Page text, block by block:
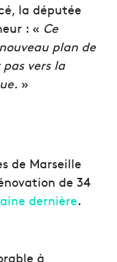
la députée
: « Ce
plan de
vers la
»
de Marseille
de 34
dernière.
à